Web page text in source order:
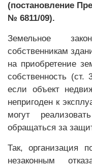
(постановление
№ 6811/09).
Земельное
собственникам
на приобретение
собственность
если объект
непригоден к
могут
обращаться за
Так, организация
незаконным